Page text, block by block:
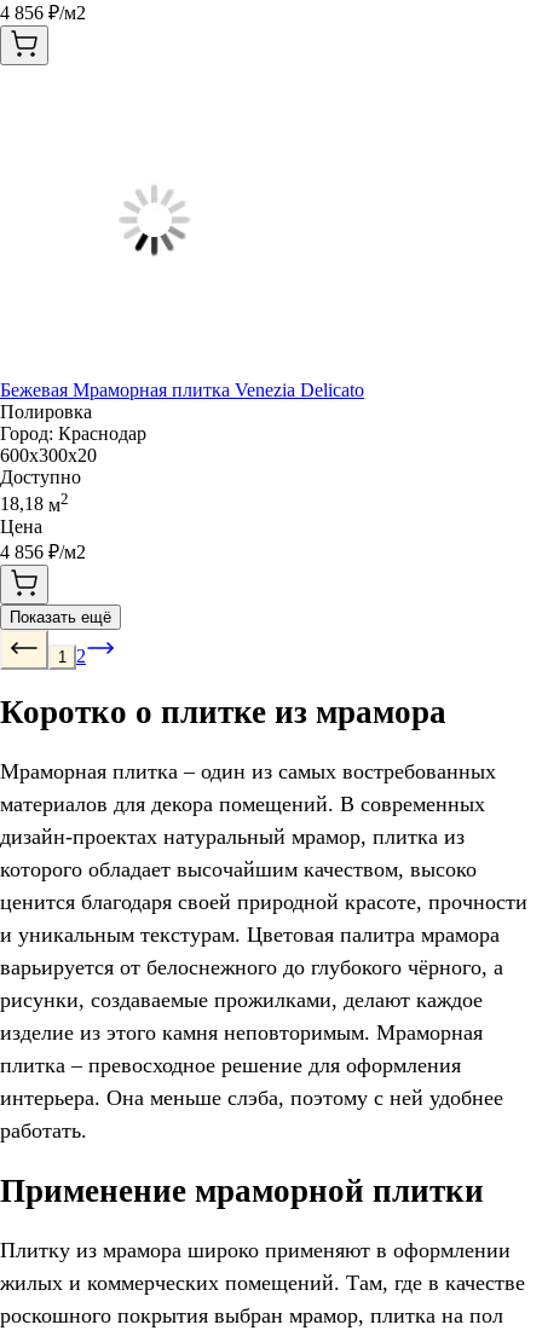
4 856 ₽/м2
Бежевая Мраморная плитка Venezia Delicato
Полировка
Город: Краснодар
600x300x20
Доступно
18,18 м2
Цена
4 856 ₽/м2
Показать ещё
1 2
Коротко о плитке из мрамора
Мраморная плитка – один из самых востребованных
материалов для декора помещений. В современных
дизайн-проектах натуральный мрамор, плитка из
которого обладает высочайшим качеством, высоко
ценится благодаря своей природной красоте, прочности
и уникальным текстурам. Цветовая палитра мрамора
варьируется от белоснежного до глубокого чёрного, а
рисунки, создаваемые прожилками, делают каждое
изделие из этого камня неповторимым. Мраморная
плитка – превосходное решение для оформления
интерьера. Она меньше слэба, поэтому с ней удобнее
работать.
Применение мраморной плитки
Плитку из мрамора широко применяют в оформлении
жилых и коммерческих помещений. Там, где в качестве
роскошного покрытия выбран мрамор, плитка на пол